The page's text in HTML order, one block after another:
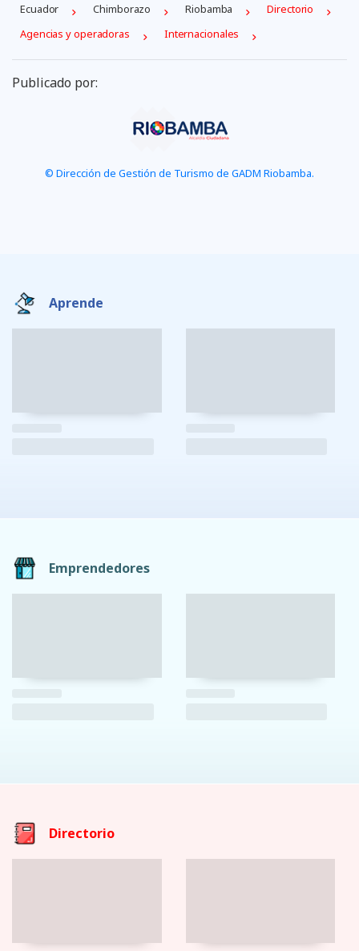
Ecuador Chimborazo Riobamba
Directorio
Agencias y operadoras
Internacionales
Publicado por:
© Dirección de Gestión de Turismo de GADM Riobamba.
Aprende
Emprendedores
Directorio